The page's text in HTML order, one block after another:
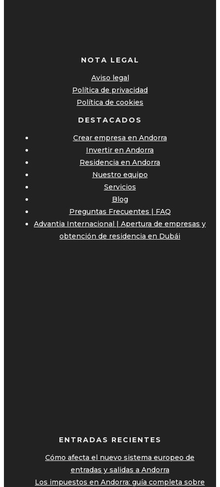
NOTA LEGAL
Aviso legal
Política de privacidad
Política de cookies
DESTACADOS
Crear empresa en Andorra
Invertir en Andorra
Residencia en Andorra
Nuestro equipo
Servicios
Blog
Preguntas Frecuentes | FAQ
Advantia Internacional | Apertura de empresas y
obtención de residencia en Dubái
ENTRADAS RECIENTES
Cómo afecta el nuevo sistema europeo de
entradas y salidas a Andorra
Los impuestos en Andorra: guía completa sobre